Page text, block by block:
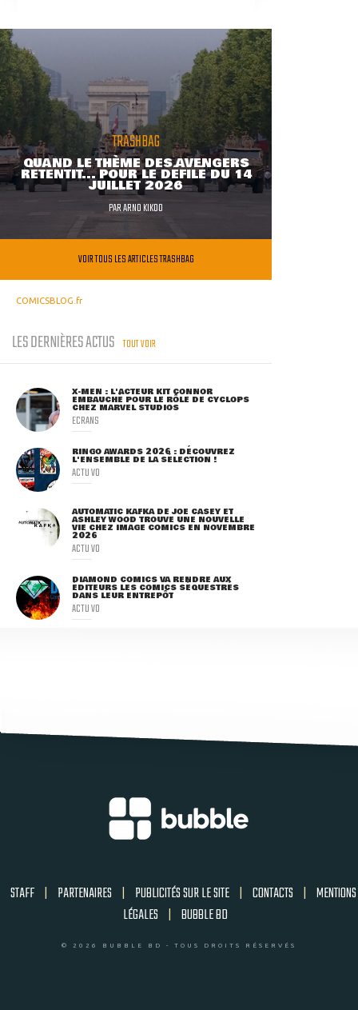
TRASHBAG
QUAND LE THÈME DES AVENGERS
RETENTIT... POUR LE DÉFILÉ DU 14
JUILLET 2026
PARARNO KIKOO
VOIR TOUS LES ARTICLES TRASHBAG
COMICSBLOG.fr
LES DERNIÈRES ACTUS TOUT VOIR
X-MEN : L'ACTEUR KIT CONNOR
EMBAUCHÉ POUR LE RÔLE DE CYCLOPS
CHEZ MARVEL STUDIOS
ECRANS
RINGO AWARDS 2026 : DÉCOUVREZ
L'ENSEMBLE DE LA SÉLECTION !
ACTU VO
AUTOMATIC KAFKA DE JOE CASEY ET
ASHLEY WOOD TROUVE UNE NOUVELLE
VIE CHEZ IMAGE COMICS EN NOVEMBRE
2026
ACTU VO
DIAMOND COMICS VA RENDRE AUX
ÉDITEURS LES COMICS SÉQUESTRÉS
DANS LEUR ENTREPÔT
ACTU VO
STAFF | PARTENAIRES | PUBLICITÉS SUR LE SITE | CONTACTS | MENTIONS
LÉGALES | BUBBLE BD
© 2026 BUBBLE BD - TOUS DROITS RÉSERVÉS